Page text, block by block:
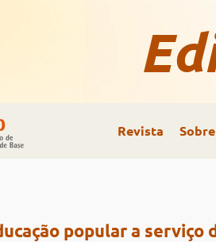
Revista
popular a serviço